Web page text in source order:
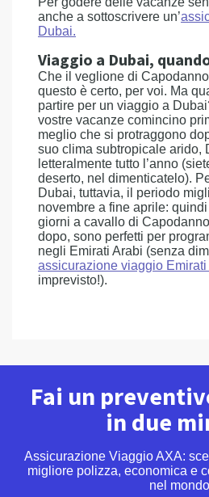
anche a sottoscrivere un’
Dubai.
Viaggio a Dubai,
Che il veglione di
questo è certo, per voi. Ma
partire per un viaggio a
vostre vacanze comincino
meglio che si protraggono
suo clima subtropicale arido,
letteralmente tutto l’anno
deserto, nel dimenticatelo).
Dubai, tuttavia, il periodo
novembre a fine aprile:
giorni a cavallo di
dopo, sono perfetti per
negli Emirati Arabi (senza
assicurazione viaggio Emirati
imprevisto!).
Fai un
in due
Assicurazione Viaggio AXA:
migliore polizza, economica e
nel